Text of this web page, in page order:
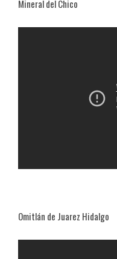
Mineral del Chico
Omitlán de Juarez Hidalgo